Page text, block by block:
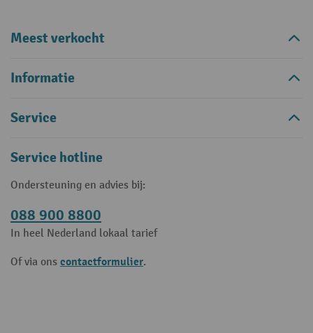
Meest verkocht
Informatie
Service
Service hotline
Ondersteuning en advies bij:
088 900 8800
In heel Nederland lokaal tarief
Of via ons contactformulier.